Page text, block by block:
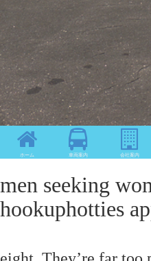
ホーム 車両案内 会社案内
men seeking
hookuphotties